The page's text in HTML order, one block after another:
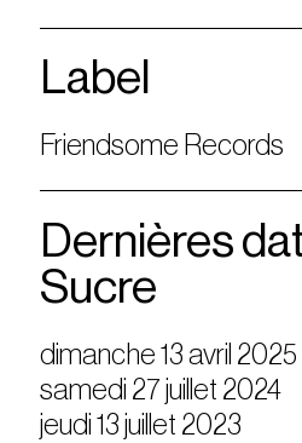
Label
Friendsome Records
Dernières
Sucre
dimanche 13 avril 2025
samedi 27 juillet 2024
jeudi 13 juillet 2023